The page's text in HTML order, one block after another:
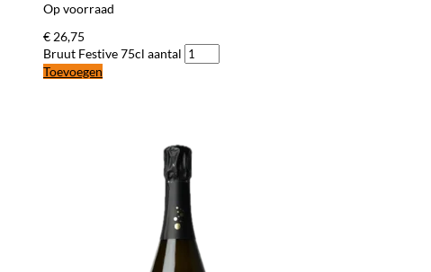
Op voorraad
€ 26,75
Bruut Festive 75cl aantal
Toevoegen